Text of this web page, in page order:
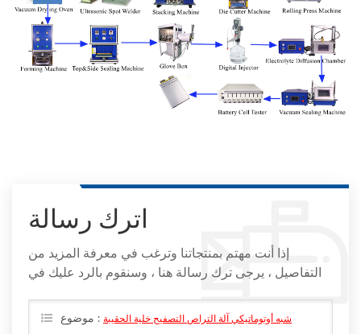
اترك رسالة
إذا أنت مهتم بمنتجاتنا وترغب في معرفة المزيد من
التفاصيل ، يرجى ترك رسالة هنا ، وسنقوم بالرد عليك في
موضوع : شبه أوتوماتيكي آلة التراص التصفيح خلية الحقيبة